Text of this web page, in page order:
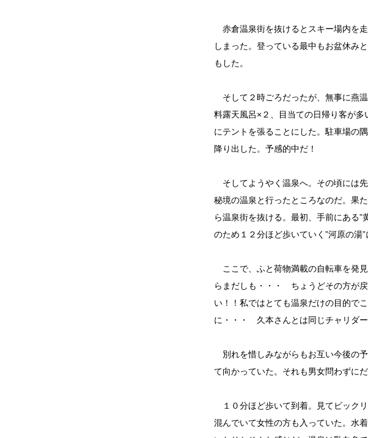
赤倉温泉街を抜けるとスキー場内を
しまった。登っている最中もお盆休み
もした。
そして２時ごろだったが、無事に燕
料露天風呂×２、目当ての日帰り客が
にテントを張ることにした。駐車場の
降り出した。予感的中だ！
そしてようやく温泉へ。その頃には
秘境の温泉と行ったところなのだ。果
ら温泉街を抜ける。最初、手前にある
のため１２分ほど歩いていく”河原の湯”
ここで、ふと荷物満載の自転車を発
らまだしも・・・ ちょうどその方が
い！！私ではとても温泉だけの目的で
に・・・ 久本さんとは同じチャリダー
別れを惜しみながらもお互い今後の
て向かっていた。それも男女問わずに
１０分ほど歩いて到着。見てビック
混んでいて女性の方も入っていた。水